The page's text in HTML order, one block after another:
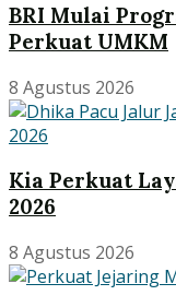
BRI Mulai
Perkuat UMKM
8 Agustus 2026
Kia Perkuat
2026
8 Agustus 2026